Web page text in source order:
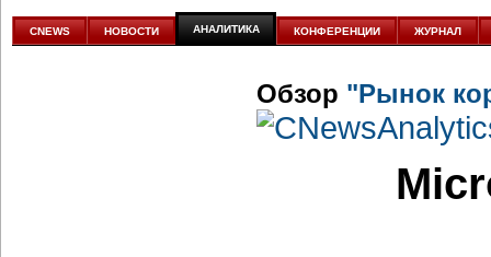
аналитике
CNEWS НОВОСТИ АНАЛИТИКА КОНФЕРЕНЦИИ ЖУРНАЛ
Обзор "Рынок